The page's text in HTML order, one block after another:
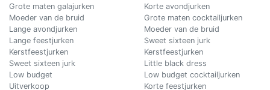
Grote maten galajurken
Moeder van de bruid
Lange avondjurken
Lange feestjurken
Kerstfeestjurken
Sweet sixteen jurk
Low budget
Uitverkoop
Korte avondjurken
Grote maten cocktailjurken
Moeder van de bruid
Sweet sixteen jurk
Kerstfeestjurken
Little black dress
Low budget cocktailjurken
Korte feestjurken